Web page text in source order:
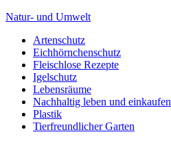
Natur- und Umwelt
Artenschutz
Eichhörnchenschutz
Fleischlose Rezepte
Igelschutz
Lebensräume
Nachhaltig leben und einkaufen
Plastik
Tierfreundlicher Garten